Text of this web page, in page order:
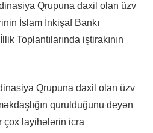
Qrupuna daxil olan üzv
İslam İnkişaf Bankı
Toplantılarında iştirakının
Qrupuna daxil olan üzv
qurulduğunu deyən
çox layihələrin icra